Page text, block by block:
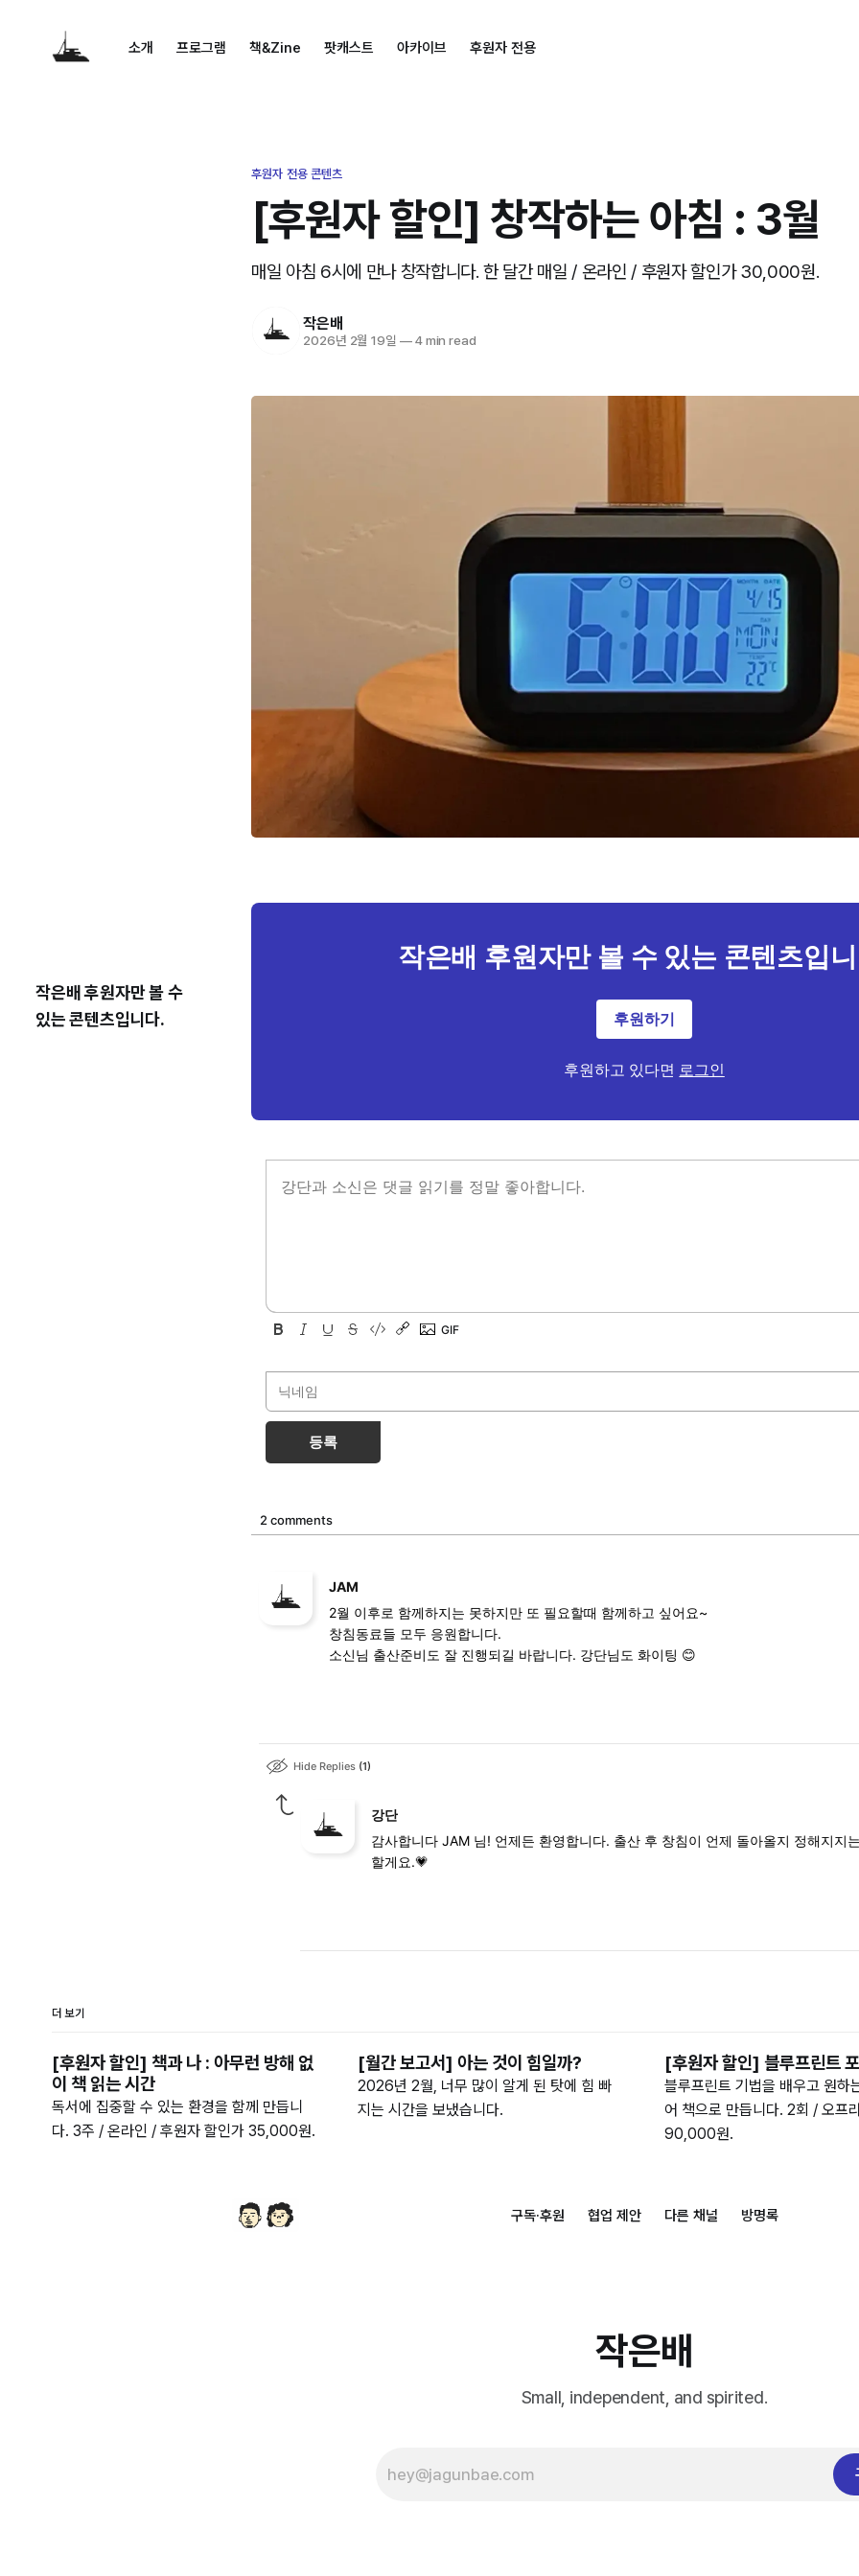
소개 프로그램 책&Zine 팟캐스트 아카이브 후원자 전용
후원자 전용 콘텐츠
[후원자 할인] 창작하는 아침 : 3월
매일 아침 6시에 만나 창작합니다. 한 달간 매일 / 온라인 / 후원자 할인가 30,000원.
작은배
2026년 2월 19일 —4 min read
작은배 후원자만 볼 수
있는 콘텐츠입니다.
작은배 후원자만 볼 수 있는 콘텐츠입
후원하기
후원하고 있다면 로그인
등록
2 comments
JAM
2월 이후로 함께하지는 못하지만 또 필요할때 함께하고 싶어요~
창침동료들 모두 응원합니다.
소신님 출산준비도 잘 진행되길 바랍니다. 강단님도 화이팅 😊
Hide Replies 1
강단
감사합니다 JAM 님! 언제든 환영합니다. 출산 후 창침이 언제 돌아올지 정해지지
할게요.💗
더 보기
[후원자 할인] 책과 나 : 아무런 방해 없
이 책 읽는 시간
독서에 집중할 수 있는 환경을 함께 만듭니
다. 3주 / 온라인 / 후원자 할인가 35,000원.
[월간 보고서] 아는 것이 힘일까?
2026년 2월, 너무 많이 알게 된 탓에 힘 빠
지는 시간을 보냈습니다.
[후원자 할인] 블루프린트
블루프린트 기법을 배우고 원하
어 책으로 만듭니다. 2회 / 오프
90,000원.
구독·후원 협업 제안 다른 채널 방명록
작은배
Small, independent, and spirited.